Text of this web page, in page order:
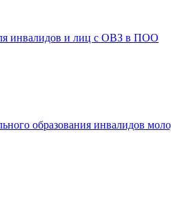
инвалидов и лиц с ОВЗ в ПОО
образования инвалидов